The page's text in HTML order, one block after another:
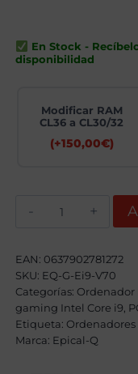
En Stock -
disponibilidad
Modificar RAM
CL36 a CL30/32
(+150,00€)
Core
i9
14900KF,
64GB,
2TB
SSD
+
4TB
EAN: 0637902781272
SKU: EQ-G-Ei9-V70
Categorías: Ordenador
gaming Intel Core i9
Etiqueta: Ordenadores
Marca: Epical-Q